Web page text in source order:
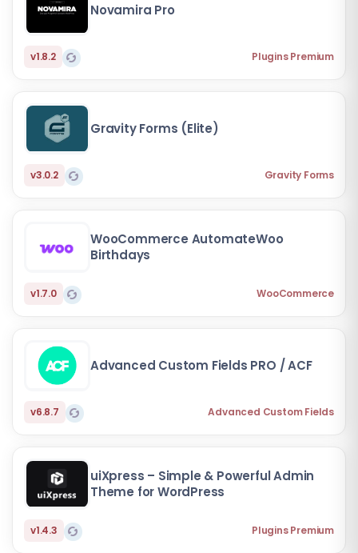
Novamira Pro
v1.8.2 Plugins Premium
Gravity Forms (Elite)
v3.0.2 Gravity Forms
WooCommerce AutomateWoo
Birthdays
v1.7.0 WooCommerce
Advanced Custom Fields PRO / ACF
v6.8.7 Advanced Custom Fields
uiXpress – Simple & Powerful Admin
Theme for WordPress
v1.4.3 Plugins Premium